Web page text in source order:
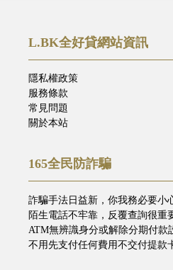
L.BK全好貸網站資訊
隱私權政策
服務條款
常見問題
關於本站
165全民防詐騙
詐騙手法日益新，你我務必要小
陌生電話不牢靠，反覆查詢很重
ATM無辨識身分或解除分期付款
不用先支付任何費用不交付提款